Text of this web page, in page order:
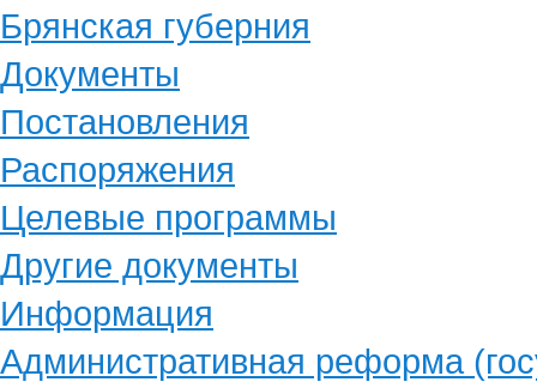
Брянская губерния
Документы
Постановления
Распоряжения
Целевые программы
Другие документы
Информация
Административная реформа